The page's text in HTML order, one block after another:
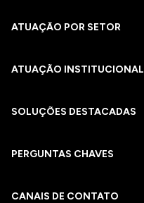
ATUAÇÃO POR SETOR
ATUAÇÃO INSTITUCIONAL
SOLUÇÕES DESTACADAS
PERGUNTAS CHAVES​
CANAIS DE CONTATO